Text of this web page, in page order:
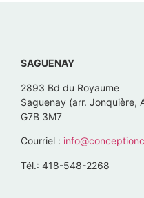
SAGUENAY
2893 Bd du Royaume
Saguenay (arr.
G7B 3M7
Courriel :
Tél.: 418-548-2268